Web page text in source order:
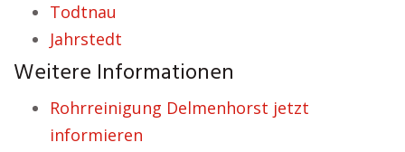
Todtnau
Jahrstedt
Weitere Informationen
Rohrreinigung Delmenhorst jetzt
informieren